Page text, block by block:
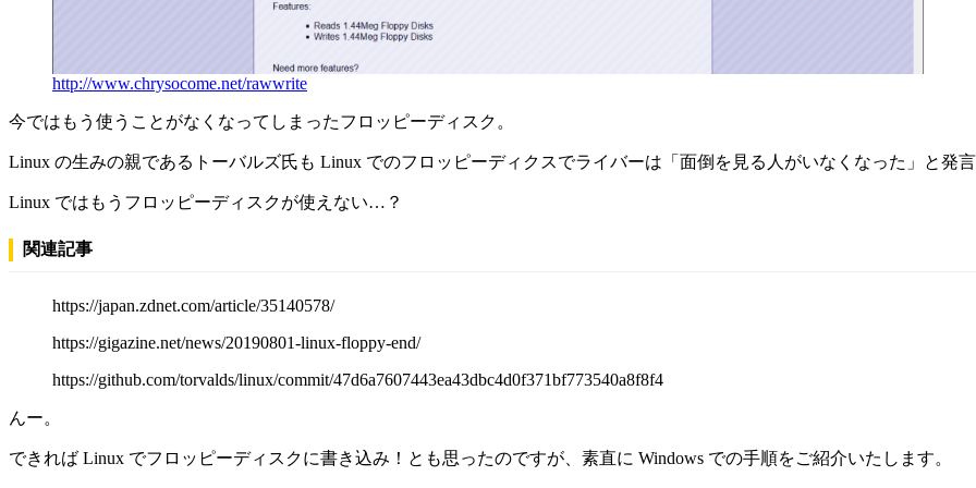
http://www.chrysocome.net/rawwrite
今ではもう使うことがなくなってしまったフロッピーディスク。
Linux の生みの親であるトーバルズ氏も Linux でのフロッピーディクスでライバーは「面倒を見る人がいなくなった」と発言
Linux ではもうフロッピーディスクが使えない…？
関連記事
https://japan.zdnet.com/article/35140578/
https://gigazine.net/news/20190801-linux-floppy-end/
https://github.com/torvalds/linux/commit/47d6a7607443ea43dbc4d0f371bf773540a8f8f4
んー。
できれば Linux でフロッピーディスクに書き込み！とも思ったのですが、素直に Windows での手順をご紹介いたします。